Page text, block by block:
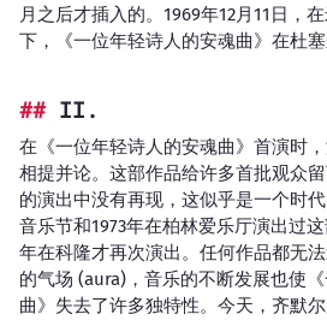
月之后才插入的。1969年12月11日，
下，《一位年轻诗人的安魂曲》在杜塞
II.
在《一位年轻诗人的安魂曲》首演时
相提并论。这部作品给许多首批观众
的演出中没有再现，这似乎是一个时
音乐节和1973年在柏林爱乐厅演出过
年在科隆才再次演出。任何作品都无
的气场 (aura)，音乐的不断发展也使
曲》失去了许多独特性。今天，齐默